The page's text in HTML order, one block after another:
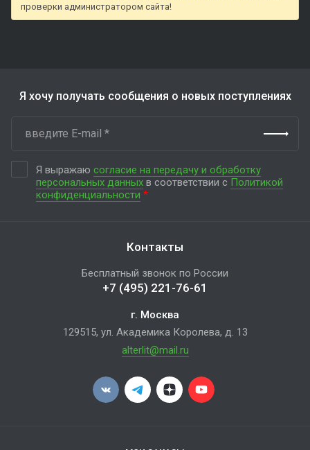
проверки администратором сайта!
Я хочу получать сообщения о новых поступлениях
Я выражаю согласие на передачу и обработку
персональных данных в соответствии с Политикой
конфиденциальности *
Контакты
Бесплатный звонок по России
+7 (495) 221-76-61
г. Москва
129515, ул. Академика Королева, д. 13
alterlit@mail.ru